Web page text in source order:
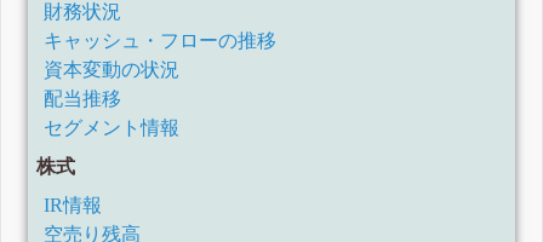
財務状況
キャッシュ・フローの推移
資本変動の状況
配当推移
セグメント情報
株式
IR情報
空売り残高